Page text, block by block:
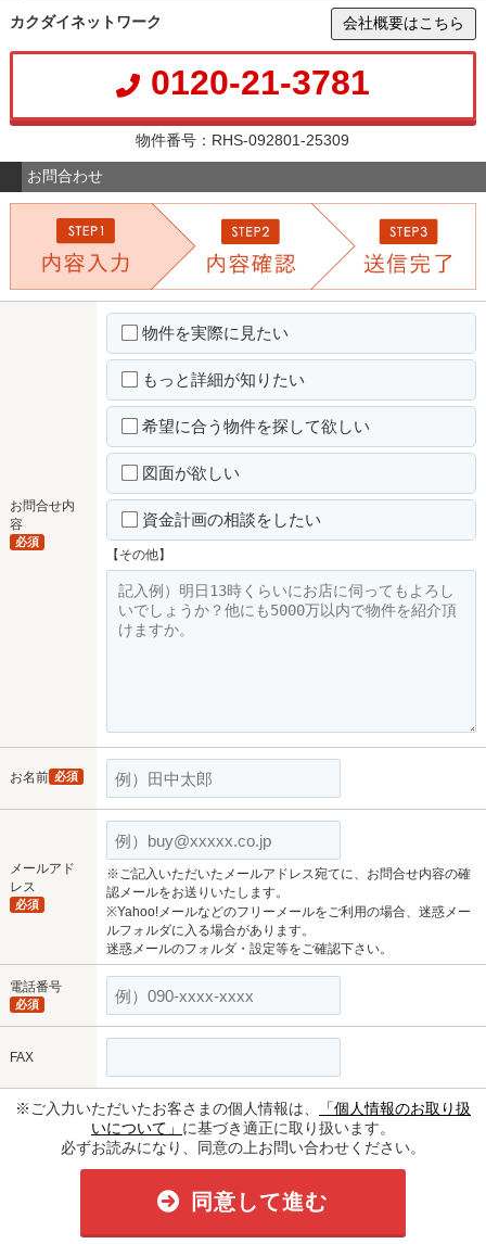
カクダイネットワーク 会社概要はこちら
0120-21-3781
物件番号：RHS-092801-25309
お問合わせ
お問合せ内
容
必須
物件を実際に見たい
もっと詳細が知りたい
希望に合う物件を探して欲しい
図面が欲しい
資金計画の相談をしたい
【その他】
お名前 必須
メールアド
レス
必須
※ご記入いただいたメールアドレス宛てに、お問合せ内容の確
認メールをお送りいたします。
※Yahoo!メールなどのフリーメールをご利用の場合、迷惑メー
ルフォルダに入る場合があります。
迷惑メールのフォルダ・設定等をご確認下さい。
電話番号
必須
FAX
※ご入力いただいたお客さまの個人情報は、
「個人情報のお取り扱
いについて」 に基づき適正に取り扱います。
必ずお読みになり、同意の上お問い合わせください。
同意して進む